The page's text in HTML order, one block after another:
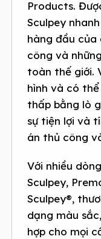
Products.
Sculpey
hàng đầu của
công và
toàn thế giới.
hình và có
thấp bằng lò
sự tiện lợi và
án thủ công
Với nhiều
Sculpey,
Sculpey®,
dạng màu
hợp cho mọi